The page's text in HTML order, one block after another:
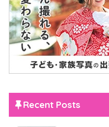
Recent Posts